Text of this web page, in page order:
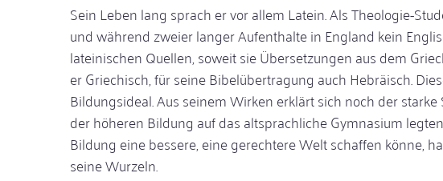
Sein Leben lang sprach er vor allem Latein. Als Theologie-
und während zweier langer Aufenthalte in England kein
lateinischen Quellen, soweit sie Übersetzungen aus dem
er Griechisch, für seine Bibelübertragung auch Hebräisch.
Bildungsideal. Aus seinem Wirken erklärt sich noch der
der höheren Bildung auf das altsprachliche Gymnasium
Bildung eine bessere, eine gerechtere Welt schaffen könne,
seine Wurzeln.